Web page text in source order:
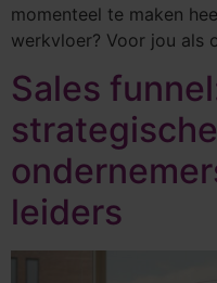
momenteel te maken
werkvloer? Voor jou als
Sales
leiders